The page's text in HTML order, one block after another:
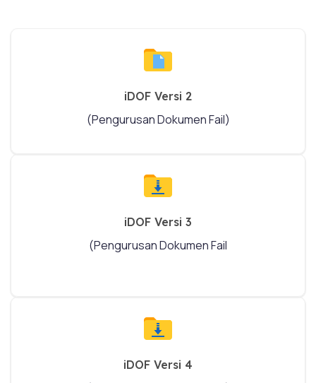
iDOF Versi 2
(Pengurusan Dokumen Fail)
iDOF Versi 3
(Pengurusan Dokumen Fail
iDOF Versi 4